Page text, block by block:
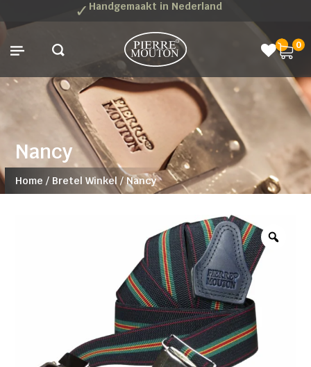
✓ Handgemaakt in Nederland
0
Nancy
Home / Bretel Winkel / Nancy